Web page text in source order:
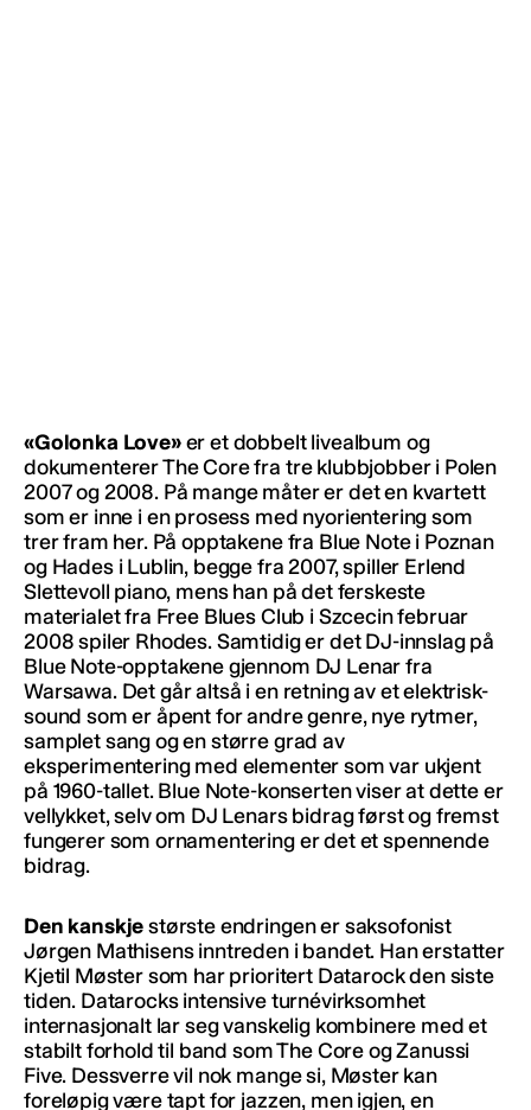
«Golonka Love»er et dobbelt livealbum og
dokumenterer The Core fra tre klubbjobber i Polen
2007 og 2008. På mange måter er det en kvartett
som er inne i en prosess med nyorientering som
trer fram her. På opptakene fra Blue Note i Poznan
og Hades i Lublin, begge fra 2007, spiller Erlend
Slettevoll piano, mens han på det ferskeste
materialet fra Free Blues Club i Szcecin februar
2008 spiler Rhodes. Samtidig er det DJ-innslag på
Blue Note-opptakene gjennom DJ Lenar fra
Warsawa. Det går altså i en retning av et elektrisk-
sound som er åpent for andre genre, nye rytmer,
samplet sang og en større grad av
eksperimentering med elementer som var ukjent
på 1960-tallet. Blue Note-konserten viser at dette er
vellykket, selv om DJ Lenars bidrag først og fremst
fungerer som ornamentering er det et spennende
bidrag.
Den kanskjestørste endringen er saksofonist
Jørgen Mathisens inntreden i bandet. Han erstatter
Kjetil Møster som har prioritert Datarock den siste
tiden. Datarocks intensive turnévirksomhet
internasjonalt lar seg vanskelig kombinere med et
stabilt forhold til band som The Core og Zanussi
Five. Dessverre vil nok mange si, Møster kan
foreløpig være tapt for jazzen, men igjen, en